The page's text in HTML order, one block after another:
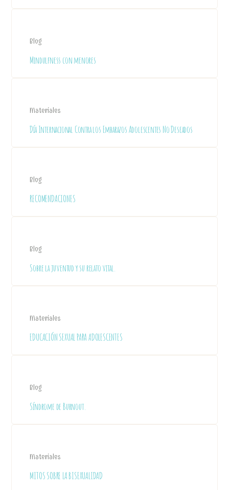
Blog
Mindulfness con menores
Materiales
Día Internacional Contra los Embarazos Adolescentes No Deseados
Blog
RECOMENDACIONES
Blog
Sobre la juventud y su relato vital.
Materiales
EDUCACIÓN SEXUAL PARA ADOLESCENTES
Blog
Síndrome de Burnout.
Materiales
MITOS SOBRE LA BISEXUALIDAD